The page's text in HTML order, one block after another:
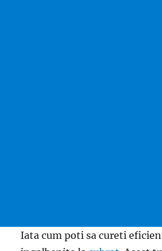
Iata cum poti sa cureti